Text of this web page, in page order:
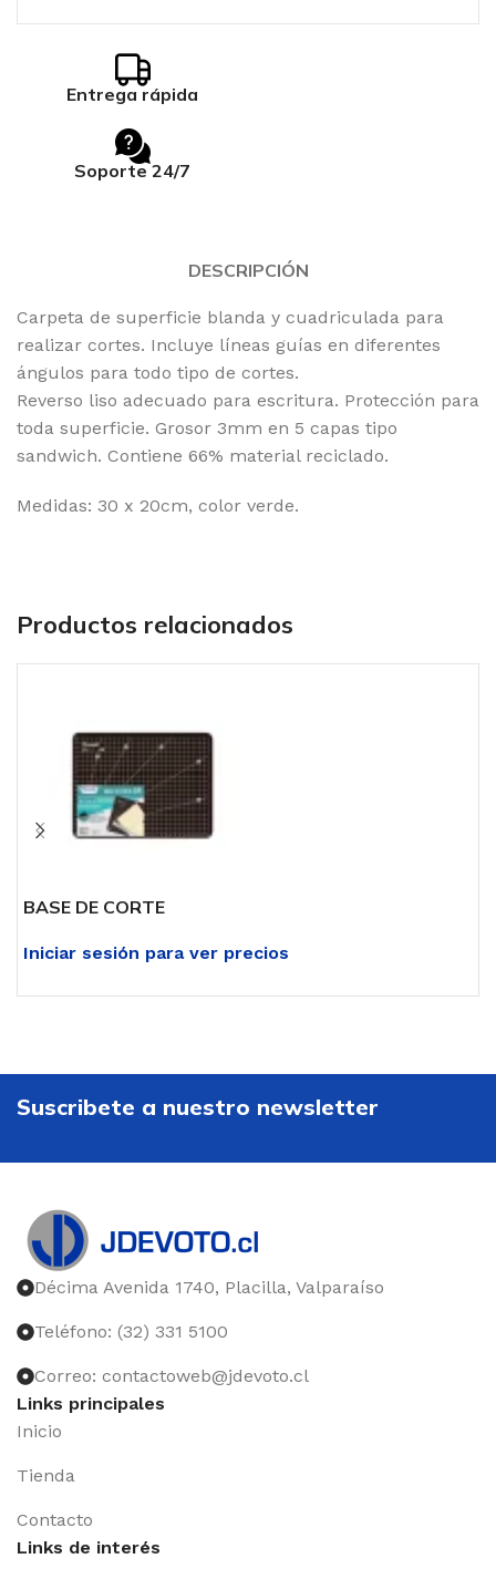
Entrega rápida
Soporte 24/7
DESCRIPCIÓN
Carpeta de superficie blanda y cuadriculada para
realizar cortes. Incluye líneas guías en diferentes
ángulos para todo tipo de cortes.
Reverso liso adecuado para escritura. Protección para
toda superficie. Grosor 3mm en 5 capas tipo
sandwich. Contiene 66% material reciclado.
Medidas: 30 x 20cm, color verde.
Productos relacionados
BASE DE CORTE
Iniciar sesión para ver precios
Suscribete a nuestro newsletter
Décima Avenida 1740, Placilla, Valparaíso
Teléfono: (32) 331 5100
Correo: contactoweb@jdevoto.cl
Links principales
Inicio
Tienda
Contacto
Links de interés